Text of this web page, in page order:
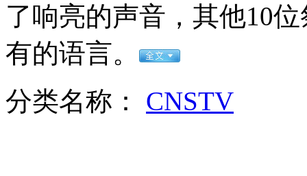
伦敦地铁员工模仿奥运发令员报站
了响亮的声音，其他10
有的语言。
分类名称： CNSTV